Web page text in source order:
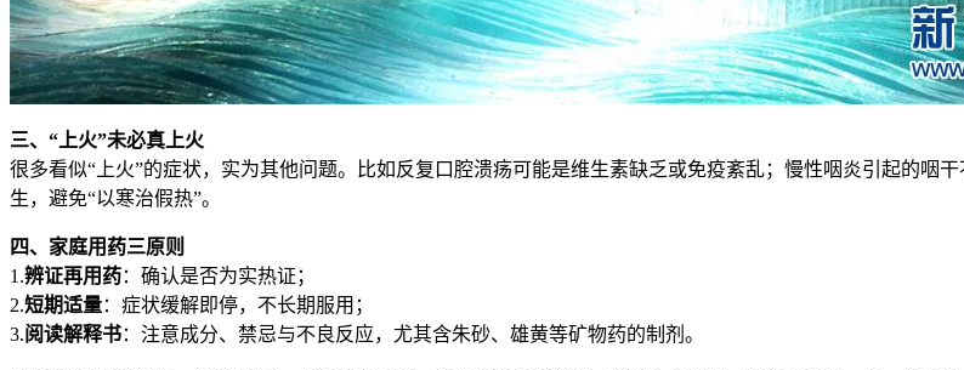
三、“上火”未必真上火
很多看似“上火”的症状，实为其他问题。比如反复口腔溃疡可能是维生素缺乏或免疫紊乱；慢性咽炎引起的咽
生，避免“以寒治假热”。
四、家庭用药三原则
1.辨证再用药：确认是否为实热证；
2.短期适量：症状缓解即停，不长期服用；
3.阅读解释书：注意成分、禁忌与不良反应，尤其含朱砂、雄黄等矿物药的制剂。